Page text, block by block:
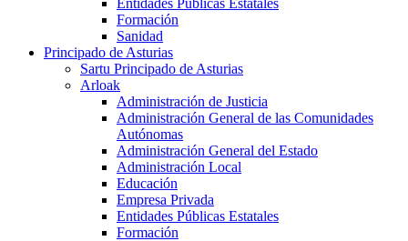
Entidades Públicas Estatales
Formación
Sanidad
Principado de Asturias
Sartu Principado de Asturias
Arloak
Administración de Justicia
Administración General de las Comunidades
Autónomas
Administración General del Estado
Administración Local
Educación
Empresa Privada
Entidades Públicas Estatales
Formación